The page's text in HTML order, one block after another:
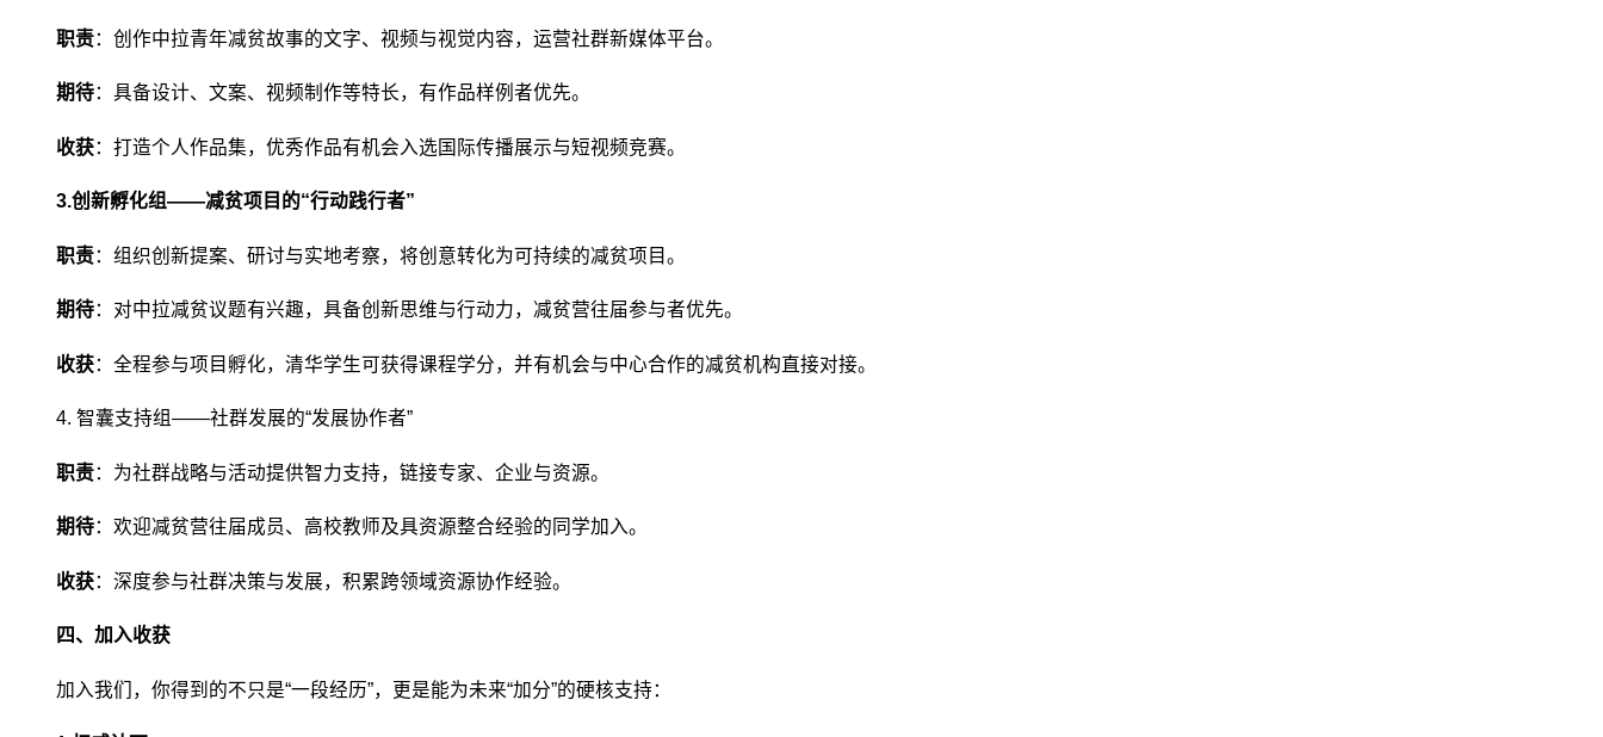
职责：创作中拉青年减贫故事的文字、视频与视觉内容，运营社群新媒体平台。
期待：具备设计、文案、视频制作等特长，有作品样例者优先。
收获：打造个人作品集，优秀作品有机会入选国际传播展示与短视频竞赛。
3.创新孵化组——减贫项目的“行动践行者”
职责：组织创新提案、研讨与实地考察，将创意转化为可持续的减贫项目。
期待：对中拉减贫议题有兴趣，具备创新思维与行动力，减贫营往届参与者优先。
收获：全程参与项目孵化，清华学生可获得课程学分，并有机会与中心合作的减贫机构直接对接。
4. 智囊支持组——社群发展的“发展协作者”
职责：为社群战略与活动提供智力支持，链接专家、企业与资源。
期待：欢迎减贫营往届成员、高校教师及具资源整合经验的同学加入。
收获：深度参与社群决策与发展，积累跨领域资源协作经验。
四、加入收获
加入我们，你得到的不只是“一段经历”，更是能为未来“加分”的硬核支持：